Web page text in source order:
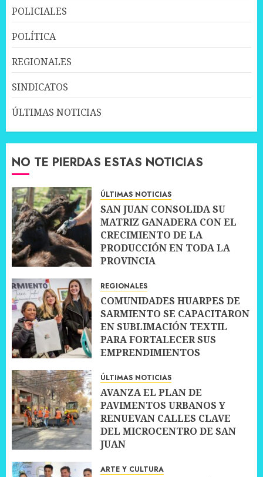
POLICIALES
POLÍTICA
REGIONALES
SINDICATOS
ÚLTIMAS NOTICIAS
NO TE PIERDAS ESTAS NOTICIAS
ÚLTIMAS NOTICIAS
SAN JUAN CONSOLIDA SU
MATRIZ GANADERA CON EL
CRECIMIENTO DE LA
PRODUCCIÓN EN TODA LA
PROVINCIA
REGIONALES
COMUNIDADES HUARPES DE
SARMIENTO SE CAPACITARON
EN SUBLIMACIÓN TEXTIL
PARA FORTALECER SUS
EMPRENDIMIENTOS
ÚLTIMAS NOTICIAS
AVANZA EL PLAN DE
PAVIMENTOS URBANOS Y
RENUEVAN CALLES CLAVE
DEL MICROCENTRO DE SAN
JUAN
ARTE Y CULTURA